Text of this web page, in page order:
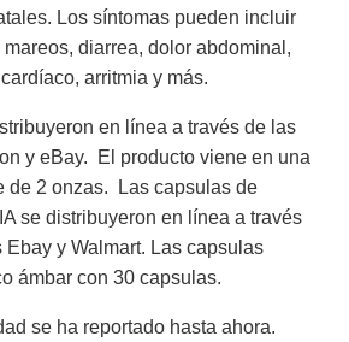
Los síntomas pueden incluir
diarrea, dolor abdominal,
arritmia y más.
en línea a través de las
y eBay. El producto viene en una
de 2 onzas. Las capsulas de
se distribuyeron en línea a través
Ebay y Walmart. Las capsulas
ámbar con 30 capsulas.
se ha reportado hasta ahora.